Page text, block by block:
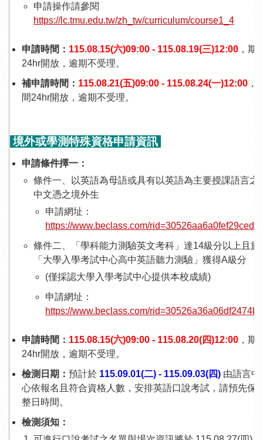
申請操作請參閱
https://lc.tmu.edu.tw/zh_tw/curriculum/course1_4
申請時間： 115.08.15(六)09:00 - 115.08.19(三)12:00 ，期
24hr開放，逾期不受理。
補申請時間： 115.08.21(五)09:00 - 115.08.24(一)12:00 ，
間24hr開放，逾期不受理。
境外或學測特殊資格申請資訊
申請條件擇一：
條件一、以英語為母語或具有以英語為主要授課語言之
中文憑之境外生
申請網址：
https://www.beclass.com/
條件二、「學科能力測驗英文考科」達14級分以上且於
「大學入學考試中心高中英語聽力測驗」獲得A級分
(僅採認大學入學考試中心提供本校成績)
申請網址：
https://www.beclass.com/
申請時間： 115.08.15(六)09:00 - 115.08.20(四)12:00 ，期
24hr開放，逾期不受理。
檢測日期： 預計於 115.09.01(二) - 115.09.03(四) 由語言中
心依報名且符合資格人數，安排英語口說考試，請預先保
整日時間。
檢測須知：